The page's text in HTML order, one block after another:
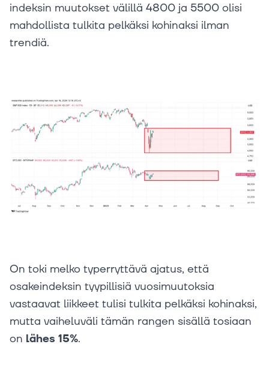
indeksin muutokset välillä 4800 ja 5500 olisi
mahdollista tulkita pelkäksi kohinaksi ilman
trendiä.
On toki melko typerryttävä ajatus, että
osakeindeksin tyypillisiä vuosimuutoksia
vastaavat liikkeet tulisi tulkita pelkäksi kohinaksi,
mutta vaiheluväli tämän rangen sisällä tosiaan
on lähes 15%.